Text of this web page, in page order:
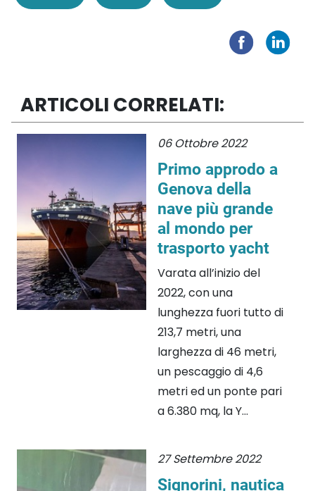
ARTICOLI CORRELATI:
06 Ottobre 2022
Primo approdo a
Genova della
nave più grande
al mondo per
trasporto yacht
Varata all’inizio del
2022, con una
lunghezza fuori tutto di
213,7 metri, una
larghezza di 46 metri,
un pescaggio di 4,6
metri ed un ponte pari
a 6.380 mq, la Y...
27 Settembre 2022
Signorini, nautica